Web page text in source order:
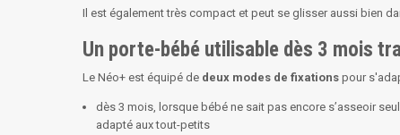
Il est également très compact et peut se glisser aussi bien
Un porte-bébé utilisable dès 3 mois
Le Néo+ est équipé de deux modes de fixations pour
dès 3 mois, lorsque bébé ne sait pas encore s’asseoir
adapté aux tout-petits